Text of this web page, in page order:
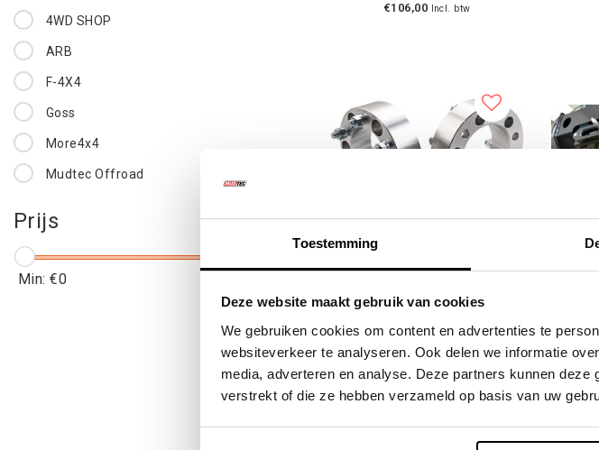
Toestemming
Deze website maakt gebruik van cookies
We gebruiken cookies om content en advertenties te
websiteverkeer te analyseren. Ook delen we informatie
media, adverteren en analyse. Deze partners kunnen
verstrekt of die ze hebben verzameld op basis van uw
4WD SHOP
ARB
F-4X4
Goss
More4x4
Mudtec Offroad
Prijs
Min: €0
€106,00 Incl. btw
WHEEL SPACER 30MM /
€131,41
Excl. btw
€159,00 Incl. btw